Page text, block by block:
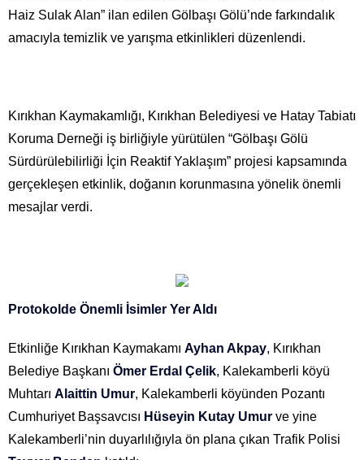
Haiz Sulak Alan” ilan edilen Gölbaşı Gölü’nde farkındalık
amacıyla temizlik ve yarışma etkinlikleri düzenlendi.
Kırıkhan Kaymakamlığı, Kırıkhan Belediyesi ve Hatay Tabiatı
Koruma Derneği iş birliğiyle yürütülen “Gölbaşı Gölü
Sürdürülebilirliği İçin Reaktif Yaklaşım” projesi kapsamında
gerçekleşen etkinlik, doğanın korunmasına yönelik önemli
mesajlar verdi.
Protokolde Önemli İsimler Yer Aldı
Etkinliğe Kırıkhan Kaymakamı Ayhan Akpay, Kırıkhan
Belediye Başkanı Ömer Erdal Çelik, Kalekamberli köyü
Muhtarı Alaittin Umur, Kalekamberli köyünden Pozantı
Cumhuriyet Başsavcısı Hüseyin Kutay Umur ve yine
Kalekamberli’nin duyarlılığıyla ön plana çıkan Trafik Polisi